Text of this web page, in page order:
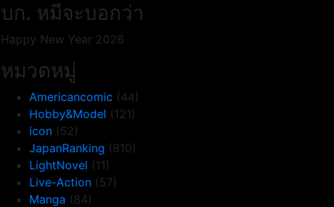
บก. หมีจะบอกว่า
Happy New Year 2026
หมวดหมู่
Americancomic (44)
Hobby&Model (121)
icon (52)
JapanRanking (810)
LightNovel (11)
Live-Action (57)
Manga (84)